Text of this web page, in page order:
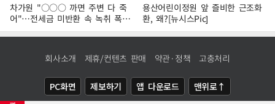
차가원 "○○○ 까면 주변 다 죽
어"…전세금 미반환 속 녹취 폭로
파장
용산어린이정원 앞 즐비한 근조화
환, 왜?[뉴시스Pic]
회사소개 제휴/컨텐츠 판매 약관·정책 고충처리
PC화면 제보하기 앱 다운로드 맨위로↑